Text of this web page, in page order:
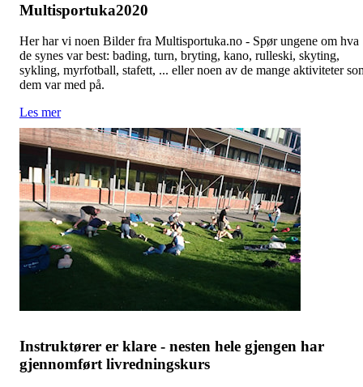
Multisportuka2020
Her har vi noen Bilder fra Multisportuka.no - Spør ungene om hva
de synes var best: bading, turn, bryting, kano, rulleski, skyting,
sykling, myrfotball, stafett, ... eller noen av de mange aktiviteter
dem var med på.
Les mer
Instruktører er klare - nesten hele gjengen har
gjennomført livredningskurs